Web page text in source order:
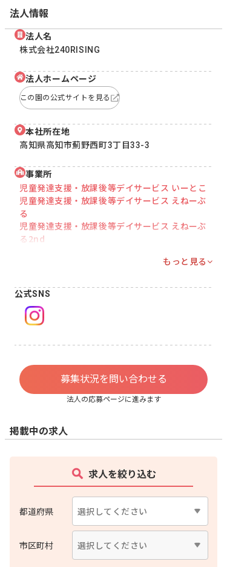
法人情報
法人名
株式会社240RISING
法人ホームページ
この園の公式サイトを見る
本社所在地
高知県高知市薊野西町3丁目33-3
事業所
児童発達支援・放課後等デイサービス いーとこ
児童発達支援・放課後等デイサービス えねーぶ
る
児童発達支援・放課後等デイサービス えねーぶ
る2nd
もっと見る
公式SNS
募集状況を問い合わせる
法人の応募ページに進みます
掲載中の求人
求人を絞り込む
都道府県
市区町村